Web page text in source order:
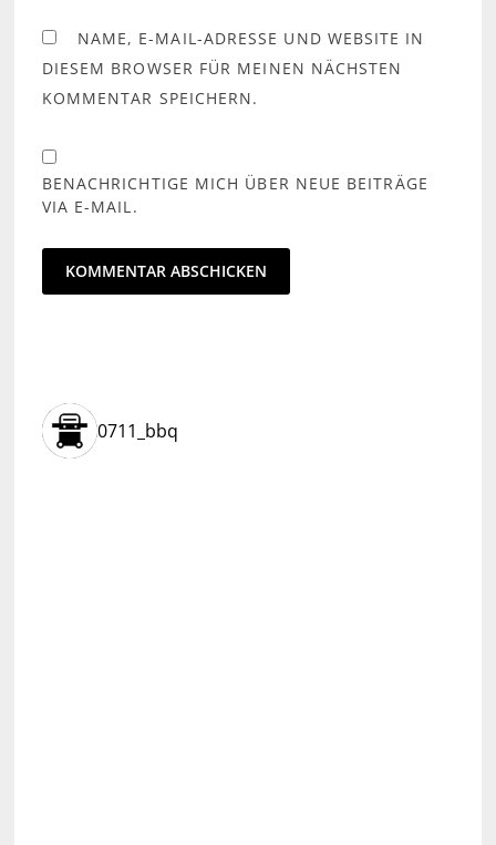
NAME, E-MAIL-ADRESSE UND WEBSITE IN
DIESEM BROWSER FÜR MEINEN NÄCHSTEN
KOMMENTAR SPEICHERN.
BENACHRICHTIGE MICH ÜBER NEUE BEITRÄGE
VIA E-MAIL.
0711_bbq